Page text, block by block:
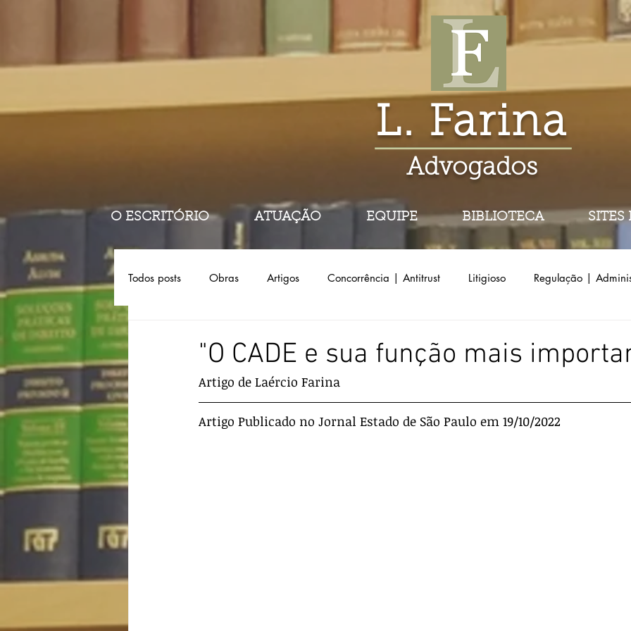
L. Farina
Advogados
Todos posts Obras Artigos Concorrência | Antitrust Litigioso Regulação |
"O CADE e sua função mais
Artigo de Laércio Farina
Artigo Publicado no Jornal Estado de São Paulo em 19/10/2022
O ESCRITÓRIO ATUAÇÃO EQUIPE BIBLIOTECA SITES